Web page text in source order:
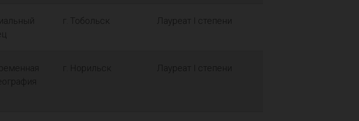
г. Тобольск Лауреат I степени
г. Норильск Лауреат I степени